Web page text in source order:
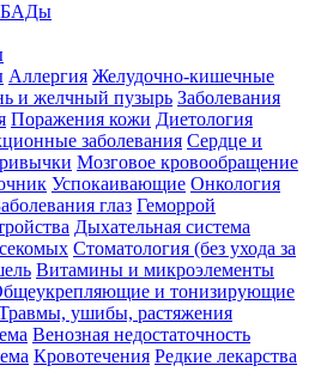
БАДы
Аллергия Желудочно-кишечные
и желчный пузырь Заболевания
Поражения кожи Диетология
заболевания Сердце и
Мозговое кровообращение
Успокаивающие Онкология
глаз Геморрой
Дыхательная система
Стоматология (без ухода за
Витамины и микроэлементы
и тонизирующие
ушибы, растяжения
Венозная недостаточность
Кровотечения Редкие лекарства